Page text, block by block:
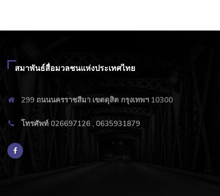
สมาพันธ์สื่อมวลชนแห่งประเทศไทย
299 ถนนนครราชสีมา เขตดุสิต กรุงเทพฯ 10300
โทรศัพท์ 026697126 , 0635931879